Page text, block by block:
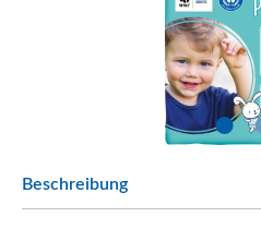
Beschreibung